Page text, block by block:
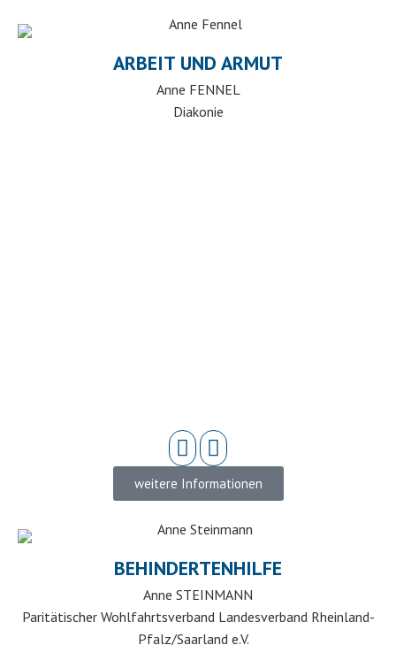
ARBEIT UND ARMUT
Anne FENNEL
Diakonie
weitere Informationen
BEHINDERTENHILFE
Anne STEINMANN
Paritätischer Wohlfahrtsverband Landesverband Rheinland-
Pfalz/Saarland e.V.